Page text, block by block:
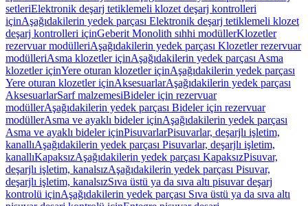
setleriElektronik deşarj tetiklemeli klozet deşarj kontrolleri
içinAşağıdakilerin yedek parçası Elektronik deşarj tetiklemeli klozet
deşarj kontrolleri içinGeberit Monolith sıhhi modüllerKlozetler
rezervuar modülleriAşağıdakilerin yedek parçası Klozetler rezervuar
modülleriAsma klozetler içinAşağıdakilerin yedek parçası Asma
klozetler içinYere oturan klozetler içinAşağıdakilerin yedek parçası
Yere oturan klozetler içinAksesuarlarAşağıdakilerin yedek parçası
AksesuarlarSarf malzemesiBideler için rezervuar
modüllerAşağıdakilerin yedek parçası Bideler için rezervuar
modüllerAsma ve ayaklı bideler içinAşağıdakilerin yedek parçası
Asma ve ayaklı bideler içinPisuvarlarPisuvarlar, deşarjlı işletim,
kanallıAşağıdakilerin yedek parçası Pisuvarlar, deşarjlı işletim,
kanallıKapaksızAşağıdakilerin yedek parçası KapaksızPisuvar,
deşarjlı işletim, kanalsızAşağıdakilerin yedek parçası Pisuvar,
deşarjlı işletim, kanalsızSıva üstü ya da sıva altı pisuvar deşarj
kontrolü içinAşağıdakilerin yedek parçası Sıva üstü ya da sıva altı